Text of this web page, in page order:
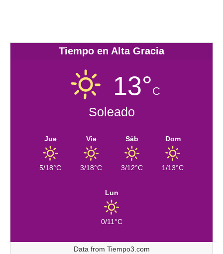
Tiempo en Alta Gracia
13°C
Soleado
Jue
5/18°C
Vie
3/18°C
Sáb
3/12°C
Dom
1/13°C
Lun
0/11°C
Data from Tiempo3.com